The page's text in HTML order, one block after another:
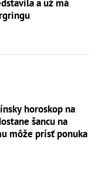
a už má
horoskop na
šancu na
môže prísť ponuka